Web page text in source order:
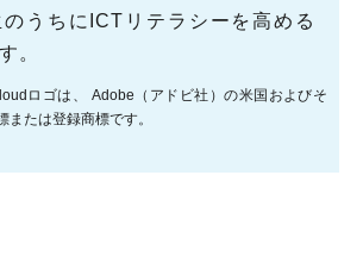
うちにICTリテラシーを高める
。
ロゴは、 Adobe（アドビ社）の米国およびそ
たは登録商標です。